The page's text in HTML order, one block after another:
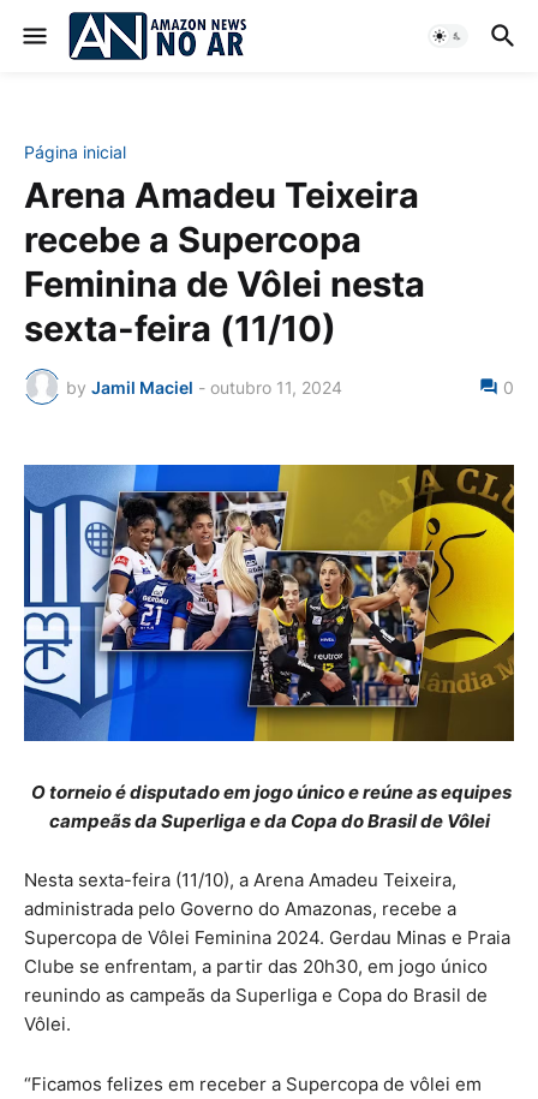
Página inicial
Arena Amadeu Teixeira
recebe a Supercopa
Feminina de Vôlei nesta
sexta-feira (11/10)
by Jamil Maciel - outubro 11, 2024 0
O torneio é disputado em jogo único e reúne as equipes
campeãs da Superliga e da Copa do Brasil de Vôlei
Nesta sexta-feira (11/10), a Arena Amadeu Teixeira,
administrada pelo Governo do Amazonas, recebe a
Supercopa de Vôlei Feminina 2024. Gerdau Minas e Praia
Clube se enfrentam, a partir das 20h30, em jogo único
reunindo as campeãs da Superliga e Copa do Brasil de
Vôlei.
“Ficamos felizes em receber a Supercopa de vôlei em